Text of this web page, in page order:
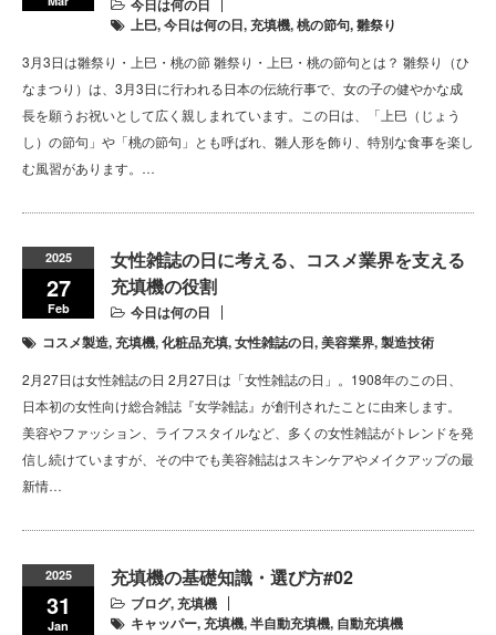
今日は何の日
上巳,今日は何の日,充填機,桃の節句,雛祭り
3月3日は雛祭り・上巳・桃の節 雛祭り・上巳・桃の節句とは？ 雛祭り（ひ
なまつり）は、3月3日に行われる日本の伝統行事で、女の子の健やかな成
長を願うお祝いとして広く親しまれています。この日は、「上巳（じょう
し）の節句」や「桃の節句」とも呼ばれ、雛人形を飾り、特別な食事を楽し
む風習があります。…
2025
27
Feb
女性雑誌の日に考える、コスメ業界を支える
充填機の役割
今日は何の日
コスメ製造,充填機,化粧品充填,女性雑誌の日,美容業界,製造技術
2月27日は女性雑誌の日 2月27日は「女性雑誌の日」。1908年のこの日、
日本初の女性向け総合雑誌『女学雑誌』が創刊されたことに由来します。
美容やファッション、ライフスタイルなど、多くの女性雑誌がトレンドを発
信し続けていますが、その中でも美容雑誌はスキンケアやメイクアップの最
新情…
2025
31
Jan
充填機の基礎知識・選び方#02
ブログ,充填機
キャッパー,充填機,半自動充填機, 自動充填機